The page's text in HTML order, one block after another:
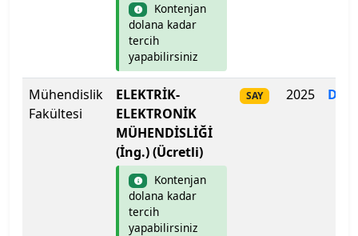
Kontenjan
dolana kadar
tercih
yapabilirsiniz
Mühendislik
Fakültesi
ELEKTRİK-
ELEKTRONİK
MÜHENDİSLİĞİ
(İng.) (Ücretli)
Kontenjan
dolana kadar
tercih
yapabilirsiniz
SAY 2025